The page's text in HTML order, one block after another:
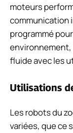
moteurs
communication
programmé
fluide avec les
Utilisations
Les robots du
variées, que ce